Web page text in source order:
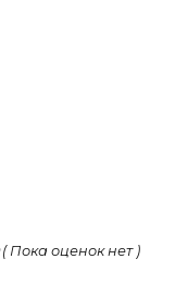
( Пока оценок нет )